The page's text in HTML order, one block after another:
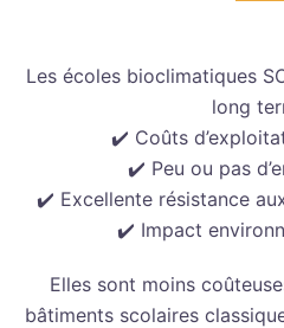
Les écoles bioclimatiques
long
✔️ Coûts
✔️ Peu ou pas
✔️ Excellente résistance
✔️ Impact
Elles sont moins
bâtiments scolaires